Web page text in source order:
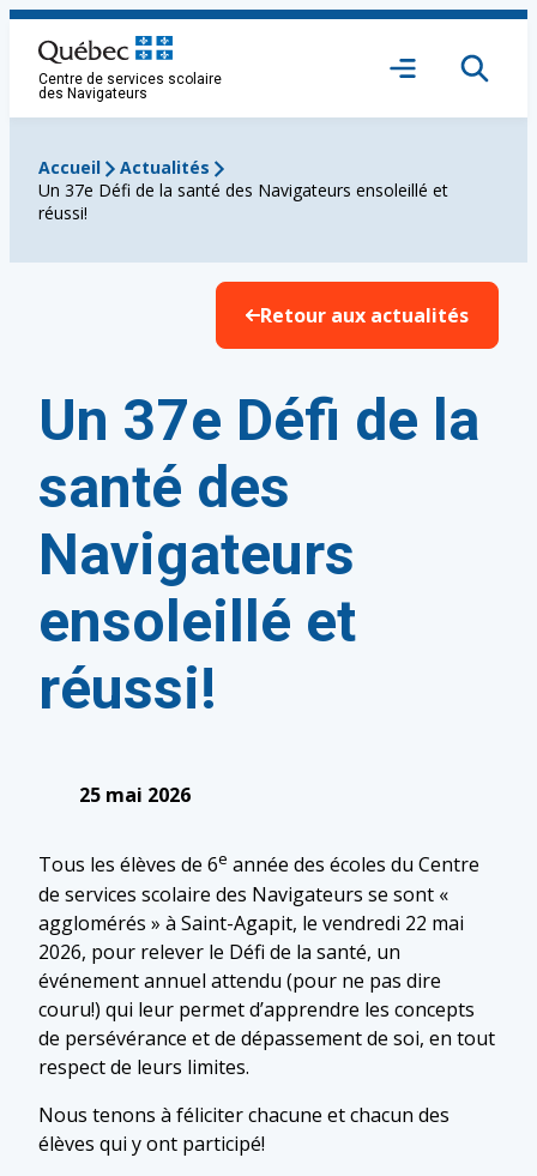
Aller
contenu
Centre de services scolaire
des Navigateurs
Ouvrir
Accueil
Actualités
Un 37e Défi de la santé des Navigateurs ensoleillé et
réussi!
Retour aux actualités
Un 37e Défi de la
santé des
Navigateurs
ensoleillé et
réussi!
25 mai 2026
Tous les élèves de 6e année des écoles du Centre
de services scolaire des Navigateurs se sont «
agglomérés » à Saint-Agapit, le vendredi 22 mai
2026, pour relever le Défi de la santé, un
événement annuel attendu (pour ne pas dire
couru!) qui leur permet d’apprendre les concepts
de persévérance et de dépassement de soi, en tout
respect de leurs limites.
Nous tenons à féliciter chacune et chacun des
élèves qui y ont participé!